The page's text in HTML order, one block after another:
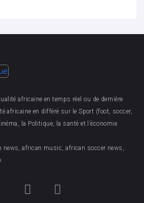
africaine en temps réel ou de dernière
africaine en différé sur le Sport (foot, soccer,
la Politique, la santé et l’économie
news, african music, african soccer news,